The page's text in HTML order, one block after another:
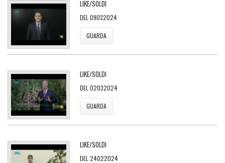
LIKE/SOLDI
DEL 09032024
GUARDA
LIKE/SOLDI
DEL 02032024
GUARDA
LIKE/SOLDI
DEL 24022024